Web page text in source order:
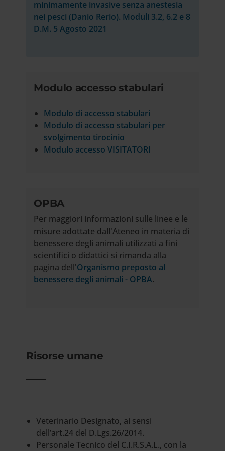
minimamente invasive senza anestesia
nei pesci (Danio Rerio). Moduli 3.2, 6.2 e 8
D.M. 5 Agosto 2021
Modulo accesso stabulari
Modulo di accesso stabulari
Modulo di accesso stabulari per
svolgimento tirocinio
Modulo accesso VISITATORI
OPBA
Per maggiori informazioni sulle linee e le
misure adottate dall'Ateneo in materia di
benessere degli animali utilizzati a fini
scientifici o didattici si rimanda alla
pagina dell'Organismo preposto al
benessere degli animali - OPBA.
Risorse umane
Veterinario Designato, ai sensi
dell’art.24 del D.Lgs.26/2014.
Personale Tecnico del C.I.R.S.A.L., con la